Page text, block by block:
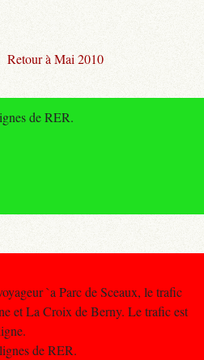
Retour à Mai 2010
de RER.
`a Parc de Sceaux, le trafic
et La Croix de Berny. Le trafic est
de RER.